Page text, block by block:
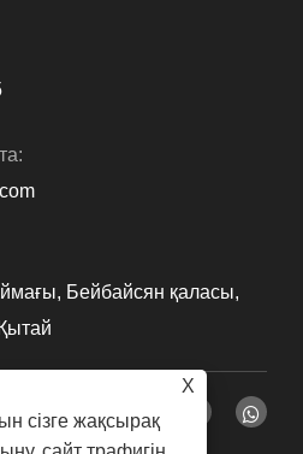
Бейбайсян қаласы,
X
сізге жақсырақ